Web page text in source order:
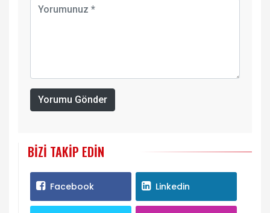
Yorumu Gönder
BIZI TAKIP EDIN
Facebook Linkedin